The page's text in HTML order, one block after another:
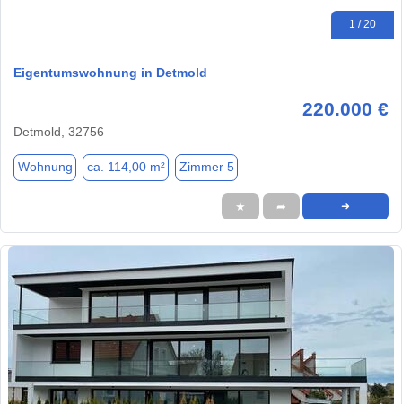
1 / 20
Eigentumswohnung in Detmold
220.000 €
Detmold, 32756
Wohnung ca. 114,00 m² Zimmer 5
★ ➦ ➜